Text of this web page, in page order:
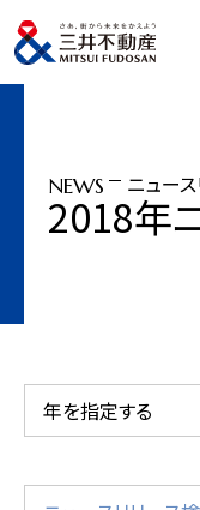
トップページ ニュースリ
「三井アウトレットパーク
NEWS ニュー
2018年
年を指定する